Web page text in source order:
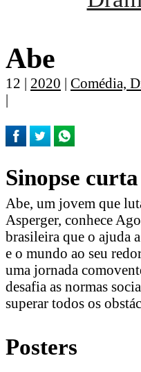
Abe
12 | 2020 | Comédia,
|
Sinopse curta
Abe, um jovem que
Asperger, conhece
brasileira que o ajuda
e o mundo ao seu
uma jornada
desafia as normas
superar todos os
Posters